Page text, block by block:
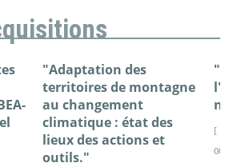
"Adaptation des
territoires de montagne
au changement
climatique : état des
lieux des actions et
outils."
[